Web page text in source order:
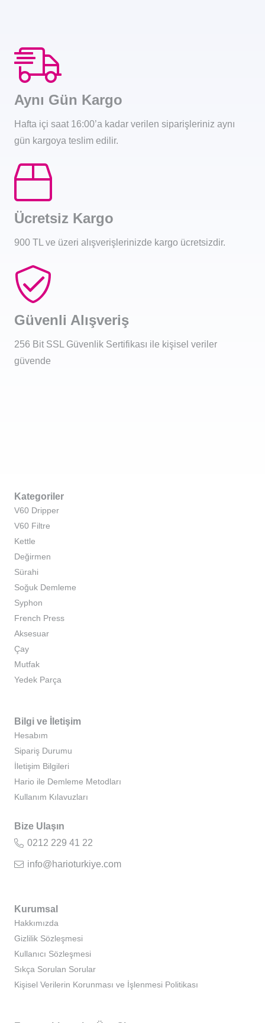
Aynı Gün Kargo
Hafta içi saat 16:00’a kadar verilen siparişleriniz aynı
gün kargoya teslim edilir.
Ücretsiz Kargo
900 TL ve üzeri alışverişlerinizde kargo ücretsizdir.
Güvenli Alışveriş
256 Bit SSL Güvenlik Sertifikası ile kişisel veriler
güvende
Kategoriler
V60 Dripper
V60 Filtre
Kettle
Değirmen
Sürahi
Soğuk Demleme
Syphon
French Press
Aksesuar
Çay
Mutfak
Yedek Parça
Bilgi ve İletişim
Hesabım
Sipariş Durumu
İletişim Bilgileri
Hario ile Demleme Metodları
Kullanım Kılavuzları
Bize Ulaşın
0212 229 41 22
info@harioturkiye.com
Kurumsal
Hakkımızda
Gizlilik Sözleşmesi
Kullanıcı Sözleşmesi
Sıkça Sorulan Sorular
Kişisel Verilerin Korunması ve İşlenmesi Politikası